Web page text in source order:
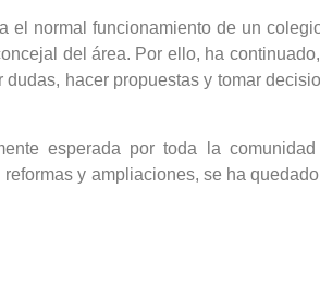
el normal funcionamiento de un
del área. Por ello, ha
hacer propuestas y tomar
esperada por toda la
y ampliaciones, se ha